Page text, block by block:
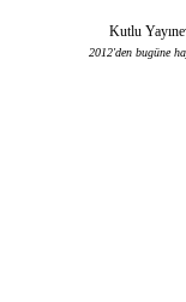
Kutlu
2012'den bugüne